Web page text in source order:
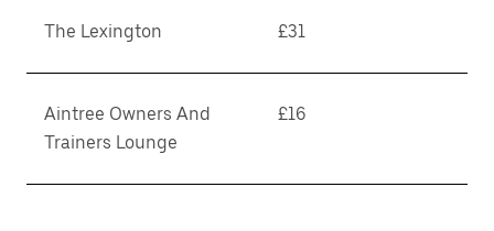
The Lexington £31
Aintree Owners And
Trainers Lounge
£16